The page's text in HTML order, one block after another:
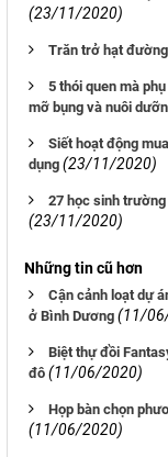
(23/11/2020)
Trăn trở hạt
5 thói quen mà
mỡ bụng và nuôi
Siết hoạt động
dụng (23/11/2020)
27 học sinh
(23/11/2020)
Những tin cũ hơn
Cận cảnh loạt dự
ở Bình Dương (11/
Biệt thự đồi
đô (11/06/2020)
Họp bàn chọn
(11/06/2020)